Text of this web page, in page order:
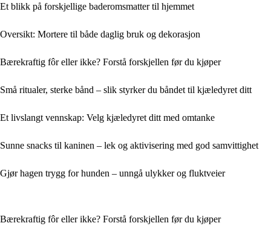
Et blikk på forskjellige baderomsmatter til hjemmet
Oversikt: Mortere til både daglig bruk og dekorasjon
Bærekraftig fôr eller ikke? Forstå forskjellen før du kjøper
Små ritualer, sterke bånd – slik styrker du båndet til kjæledyret ditt
Et livslangt vennskap: Velg kjæledyret ditt med omtanke
Sunne snacks til kaninen – lek og aktivisering med god samvittighet
Gjør hagen trygg for hunden – unngå ulykker og fluktveier
Bærekraftig fôr eller ikke? Forstå forskjellen før du kjøper